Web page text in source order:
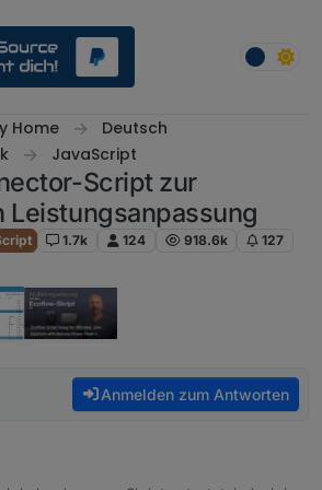
Home
Deutsch
JavaScript
Script zur
Leistungsanpassung
1.7k 124 918.6k 127
Anmelden zum Antworten